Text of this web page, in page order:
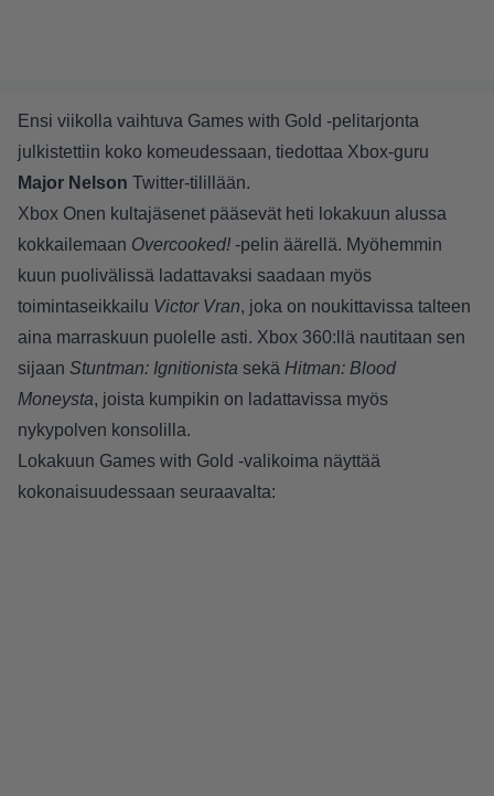
Ensi viikolla vaihtuva Games with Gold -pelitarjonta
julkistettiin koko komeudessaan, tiedottaa Xbox-guru
Major Nelson Twitter-tilillään.
Xbox Onen kultajäsenet pääsevät heti lokakuun alussa
kokkailemaan Overcooked! -pelin äärellä. Myöhemmin
kuun puolivälissä ladattavaksi saadaan myös
toimintaseikkailu Victor Vran, joka on noukittavissa talteen
aina marraskuun puolelle asti. Xbox 360:llä nautitaan sen
sijaan Stuntman: Ignitionista sekä Hitman: Blood
Moneysta, joista kumpikin on ladattavissa myös
nykypolven konsolilla.
Lokakuun Games with Gold -valikoima näyttää
kokonaisuudessaan seuraavalta: